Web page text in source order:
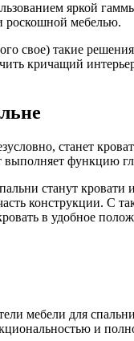
яркой
роскошной мебелью.
свое) такие
кричащий
станет
выполняет функцию
станут
конструкции. С
в удобное
мебели для
и